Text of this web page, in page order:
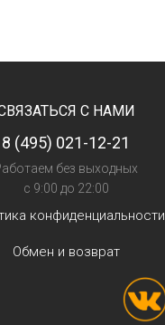
С НАМИ
8 (495) 021-12-21
без выходных
с 9:00 до 22:00
конфиденциальности
Обмен и возврат